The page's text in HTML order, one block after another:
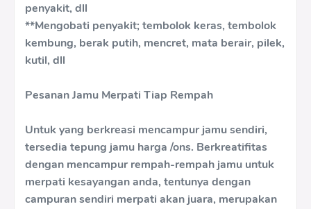
penyakit, dll
**Mengobati penyakit; tembolok keras, tembolok
kembung, berak putih, mencret, mata berair, pilek,
kutil, dll
Pesanan Jamu Merpati Tiap Rempah
Untuk yang berkreasi mencampur jamu sendiri,
tersedia tepung jamu harga /ons. Berkreatifitas
dengan mencampur rempah-rempah jamu untuk
merpati kesayangan anda, tentunya dengan
campuran sendiri merpati akan juara, merupakan